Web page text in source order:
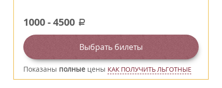
1000-4500 a
Выбрать билеты
Показаны полные цены КАК ПОЛУЧИТЬ ЛЬГОТНЫЕ